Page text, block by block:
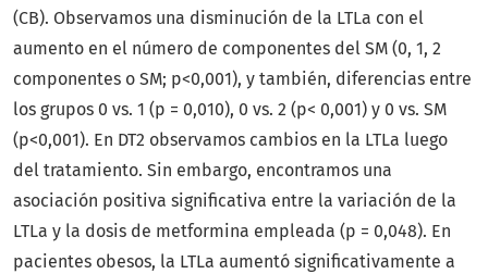
(CB). Observamos una disminución de la LTLa con el
aumento en el número de componentes del SM (0, 1, 2
componentes o SM; p<0,001), y también, diferencias entre
los grupos 0 vs. 1 (p = 0,010), 0 vs. 2 (p< 0,001) y 0 vs. SM
(p<0,001). En DT2 observamos cambios en la LTLa luego
del tratamiento. Sin embargo, encontramos una
asociación positiva significativa entre la variación de la
LTLa y la dosis de metformina empleada (p = 0,048). En
pacientes obesos, la LTLa aumentó significativamente a